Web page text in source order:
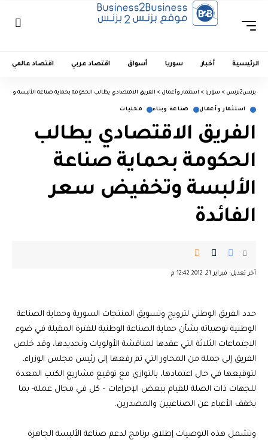
الرئيسية أخبار سوريا أسواق اقتصاد عربي اقتصاد عالمي
بزنس2بزنس > سوريا > استثمار وأعمال > الفريق الاقتصادي يطالب الحكومة بحماية صناعة الألبسة
استثمار وأعمال صناعة وبناء محليات
الفريق الاقتصادي يطالب
الحكومة بحماية صناعة
الألبسة وتخفيض سعر
الفائدة
آخر تعديل: فبراير 21, 2012 12:42 م
حدد الفريق الوطني لترويج وتسويق المنتجات السورية وحماية الصناعة
الوطنية توصياته بشأن حماية الصناعة الوطنية للفترة المقبلة في ضوء
الاجتماعات الثلاثة التي عقدها لمناقشة الأولويات وتحديدها، وقد خلص
الفريق إلى جملة من المحاور التي تم رفعها إلى رئيس مجلس الوزراء،
لتوقيعها في حال اعتمادها، بالتوازي مع توقيع مشاريع الكتب المعدة
للجهات ذات الصلة للقيام ببعض الإجراءات – كل في مجال عمله- بما
يخفف الأعباء عن الصناعيين والمصدرين.
وتشمل هذه التوصيات إطلاق برنامج لدعم صناعة الألبسة الجاهزة